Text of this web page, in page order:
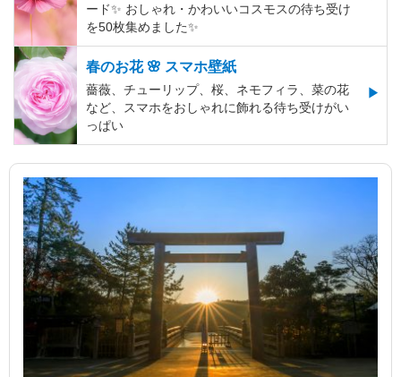
ード✨️ おしゃれ・かわいいコスモスの待ち受け
を50枚集めました✨️
春のお花 🌸 スマホ壁紙
薔薇、チューリップ、桜、ネモフィラ、菜の花
など、スマホをおしゃれに飾れる待ち受けがい
っぱい